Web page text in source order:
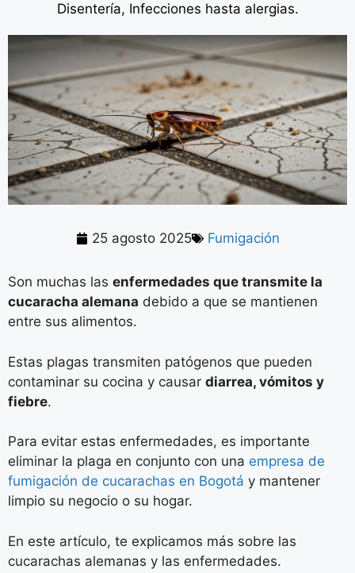
Disentería, Infecciones hasta alergias.
25 agosto 2025 Fumigación
Son muchas las enfermedades que transmite la
cucaracha alemana debido a que se mantienen
entre sus alimentos.
Estas plagas transmiten patógenos que pueden
contaminar su cocina y causar diarrea, vómitos y
fiebre.
Para evitar estas enfermedades, es importante
eliminar la plaga en conjunto con una empresa de
fumigación de cucarachas en Bogotá y mantener
limpio su negocio o su hogar.
En este artículo, te explicamos más sobre las
cucarachas alemanas y las enfermedades.